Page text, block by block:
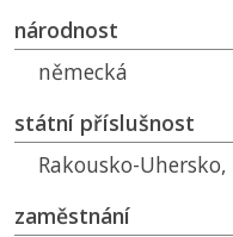
národnost
německá
státní příslušnost
Rakousko-Uhersko,
zaměstnání